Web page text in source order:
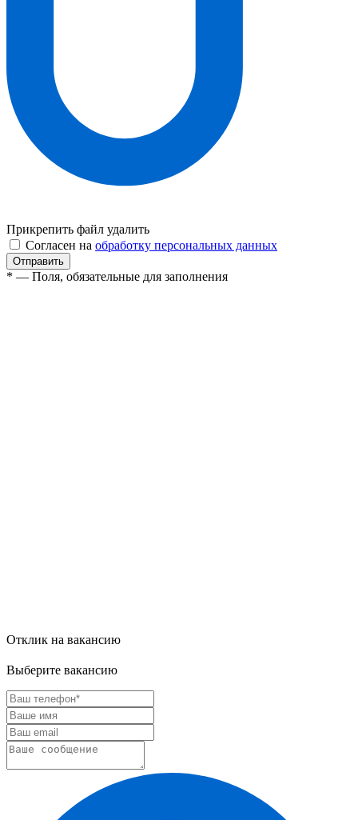
Прикрепить файл удалить
Согласен на обработку персональных данных
* — Поля, обязательные для заполнения
Отклик на вакансию
Выберите вакансию